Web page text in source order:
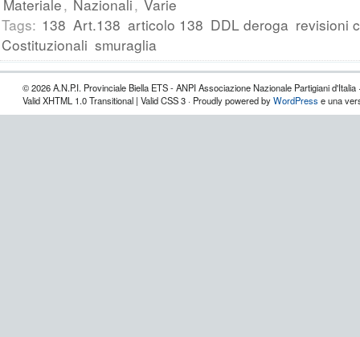
Materiale, Nazionali, Varie
Tags: 138 Art.138 articolo 138 DDL deroga revisioni
Costituzionali smuraglia
© 2026 A.N.P.I. Provinciale Biella ETS - ANPI Associazione Nazionale Partigiani d'Italia
Valid XHTML 1.0 Transitional | Valid CSS 3 · Proudly powered byWordPress e una